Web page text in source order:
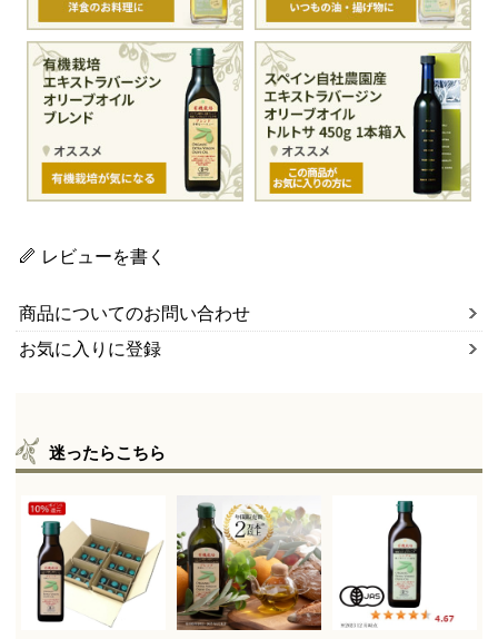
レビューを書く
商品についてのお問い合わせ
お気に入りに登録
迷ったらこちら